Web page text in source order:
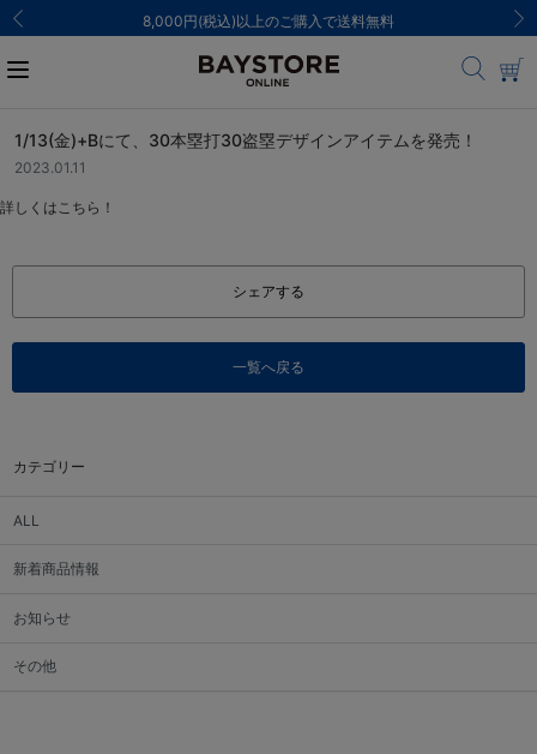
8,000円(税込)以上のご購入で送料無料
カテゴリー
ALL
新着商品情報
お知らせ
その他
1/13(金)+Bにて、30本塁打30盗塁デザインアイテムを発売！
2023.01.11
詳しくはこちら！
シェアする
一覧へ戻る